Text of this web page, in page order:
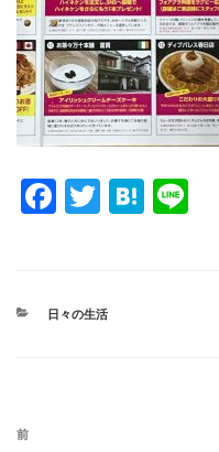
F
e
T
er
H
カ
日々の生活
投
過
前